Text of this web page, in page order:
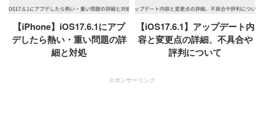
【iPhone】iOS17.6.1にアプ
デしたら熱い・重い問題の詳
細と対処
【iOS17.6.1】アップデート内
容と変更点の詳細、不具合や
評判について
スポンサーリンク